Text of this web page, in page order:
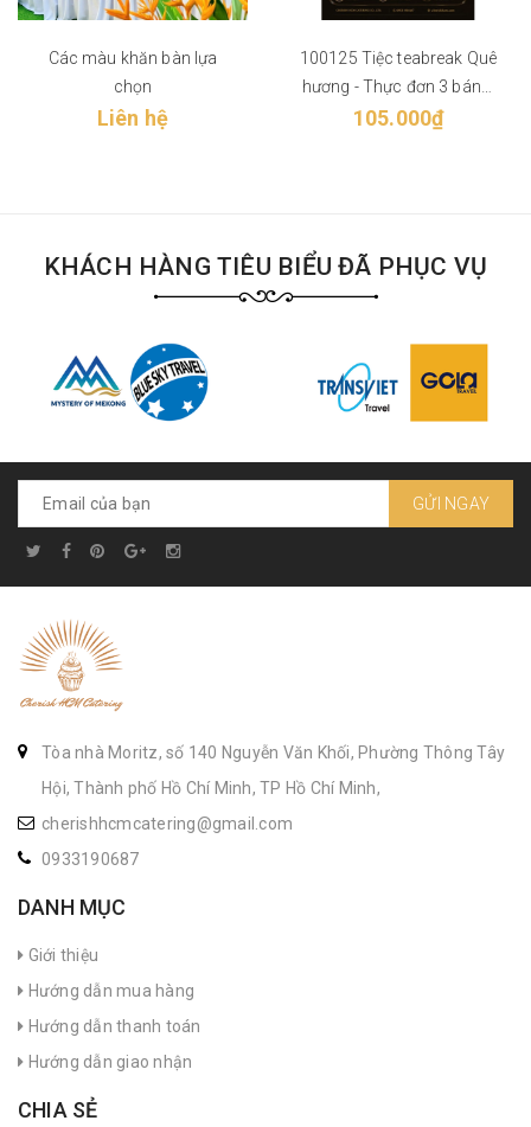
Các màu khăn bàn lựa
chọn
Liên hệ
100125 Tiệc teabreak Quê
hương - Thực đơn 3 bánh,
Trái cây
105.000₫
KHÁCH HÀNG TIÊU BIỂU ĐÃ PHỤC VỤ
GỬI NGAY
Tòa nhà Moritz, số 140 Nguyễn Văn Khối, Phường Thông Tây
Hội, Thành phố Hồ Chí Minh, TP Hồ Chí Minh,
cherishhcmcatering@gmail.com
0933190687
DANH MỤC
Giới thiệu
Hướng dẫn mua hàng
Hướng dẫn thanh toán
Hướng dẫn giao nhận
CHIA SẺ